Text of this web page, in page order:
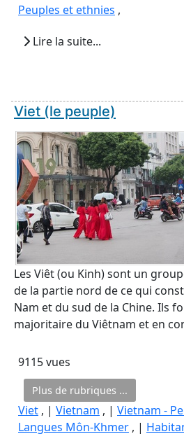
Peuples et ethnies ,
Lire la suite...
Viet (le peuple)
Les Viêt (ou Kinh) sont un
de la partie nord de ce qui
Nam et du sud de la Chine. Ils
majoritaire du Viêtnam et en
9115 vues
Plus de rubriques ...
Viet , | Vietnam , | Vietnam -
Langues Môn-Khmer , |